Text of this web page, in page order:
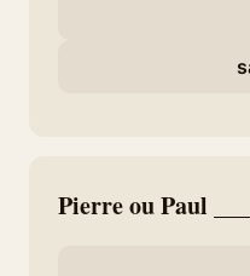
Pierre ou Paul